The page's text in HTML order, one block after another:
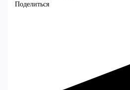
Поделиться